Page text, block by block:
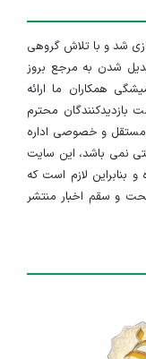
در تاریخ ۱۳۹۱/۱/۱۰ راه اندازی شد و با تلاش گروهی
شدن به مرجع بروز
همکاران ما ارائه
محترم
مستقل و خصوصی اداره
نمی باشد، این سایت
بنابراین لازم است که
و سقم اخبار منتشر